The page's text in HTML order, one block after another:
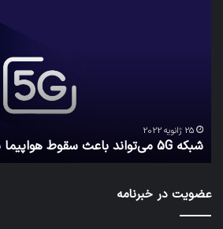
25 ژانویه 2022
شبکه 5G می‌تواند باعث سقوط هواپیما شود
عضویت در خبرنامه